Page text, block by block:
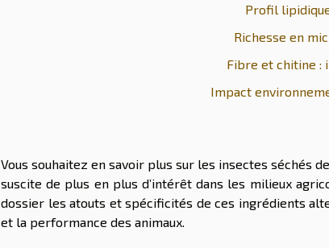
Profil
Richesse en
Fibre et chitine :
Impact
Vous souhaitez en savoir plus sur les insectes séchés
suscite de plus en plus d’intérêt dans les milieux
dossier les atouts et spécificités de ces ingrédients
et la performance des animaux.